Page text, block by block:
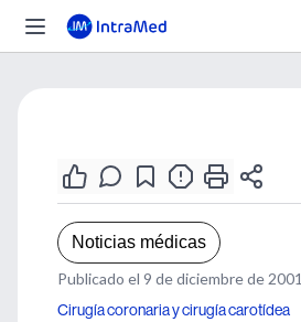
Noticias médicas
Publicado el 9 de diciembre de 2001
Cirugía coronaria y cirugía carotídea